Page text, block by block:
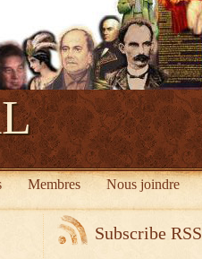
Membres Nous joindre
Subscribe RSS